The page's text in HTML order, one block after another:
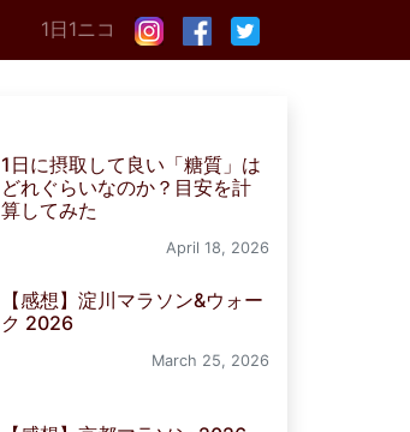
1日1ニコ
1日に摂取して良い「糖質」は
どれぐらいなのか？目安を計
算してみた
April 18, 2026
【感想】淀川マラソン&ウォー
ク 2026
March 25, 2026